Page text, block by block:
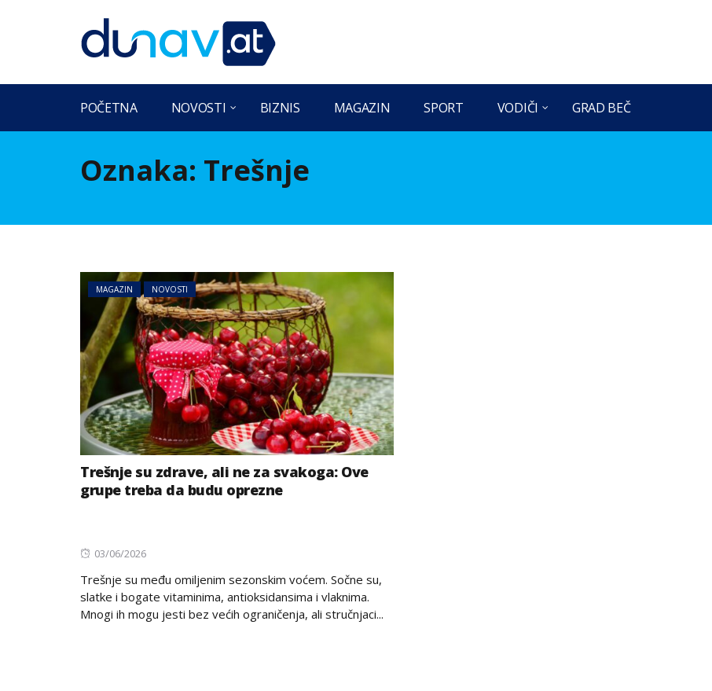
POČETNA NOVOSTI BIZNIS MAGAZIN SPORT VODIČI GRAD BEČ
Oznaka: Trešnje
MAGAZIN NOVOSTI
Trešnje su zdrave, ali ne za svakoga: Ove
grupe treba da budu oprezne
Posted
on
03/06/2026
Trešnje su među omiljenim sezonskim voćem. Sočne su,
slatke i bogate vitaminima, antioksidansima i vlaknima.
Mnogi ih mogu jesti bez većih ograničenja, ali stručnjaci...